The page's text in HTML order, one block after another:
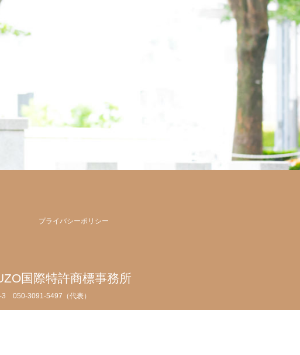
プライバシーポリシー
国際特許商標事務所
3 050-3091-5497（代表）